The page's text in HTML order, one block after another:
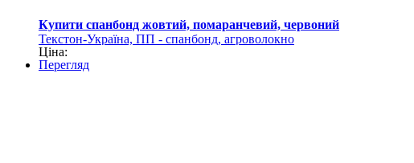
Купити спанбонд жовтий, помаранчевий, червоний
Текстон-Україна, ПП - спанбонд, агроволокно
Ціна:
Перегляд